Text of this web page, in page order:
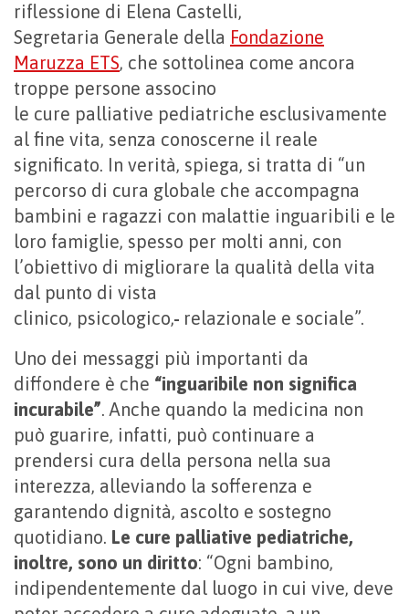
riflessione di Elena Castelli,
Segretaria Generale della Fondazione
Maruzza ETS, che sottolinea come ancora
troppe persone associno
le cure palliative pediatriche esclusivamente
al fine vita, senza conoscerne il reale
significato. In verità, spiega, si tratta di “un
percorso di cura globale che accompagna
bambini e ragazzi con malattie inguaribili e le
loro famiglie, spesso per molti anni, con
l’obiettivo di migliorare la qualità della vita
dal punto di vista
clinico, psicologico, relazionale e sociale”.
Uno dei messaggi più importanti da
diffondere è che “inguaribile non significa
incurabile”. Anche quando la medicina non
può guarire, infatti, può continuare a
prendersi cura della persona nella sua
interezza, alleviando la sofferenza e
garantendo dignità, ascolto e sostegno
quotidiano. Le cure palliative pediatriche,
inoltre, sono un diritto: “Ogni bambino,
indipendentemente dal luogo in cui vive, deve